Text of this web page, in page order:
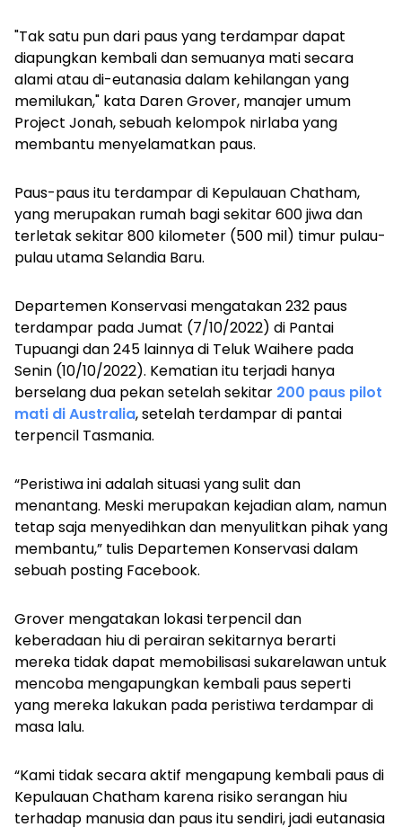
"Tak satu pun dari paus yang terdampar dapat
diapungkan kembali dan semuanya mati secara
alami atau di-eutanasia dalam kehilangan yang
memilukan," kata Daren Grover, manajer umum
Project Jonah, sebuah kelompok nirlaba yang
membantu menyelamatkan paus.
Paus-paus itu terdampar di Kepulauan Chatham,
yang merupakan rumah bagi sekitar 600 jiwa dan
terletak sekitar 800 kilometer (500 mil) timur pulau-
pulau utama Selandia Baru.
Departemen Konservasi mengatakan 232 paus
terdampar pada Jumat (7/10/2022) di Pantai
Tupuangi dan 245 lainnya di Teluk Waihere pada
Senin (10/10/2022). Kematian itu terjadi hanya
berselang dua pekan setelah sekitar 200 paus pilot
mati di Australia, setelah terdampar di pantai
terpencil Tasmania.
“Peristiwa ini adalah situasi yang sulit dan
menantang. Meski merupakan kejadian alam, namun
tetap saja menyedihkan dan menyulitkan pihak yang
membantu,” tulis Departemen Konservasi dalam
sebuah posting Facebook.
Grover mengatakan lokasi terpencil dan
keberadaan hiu di perairan sekitarnya berarti
mereka tidak dapat memobilisasi sukarelawan untuk
mencoba mengapungkan kembali paus seperti
yang mereka lakukan pada peristiwa terdampar di
masa lalu.
“Kami tidak secara aktif mengapung kembali paus di
Kepulauan Chatham karena risiko serangan hiu
terhadap manusia dan paus itu sendiri, jadi eutanasia